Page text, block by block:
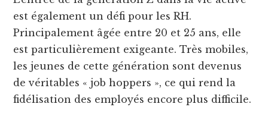
est également un défi pour les RH.
Principalement âgée entre 20 et 25 ans, elle
est particulièrement exigeante. Très mobiles,
les jeunes de cette génération sont devenus
de véritables « job hoppers », ce qui rend la
fidélisation des employés encore plus difficile.